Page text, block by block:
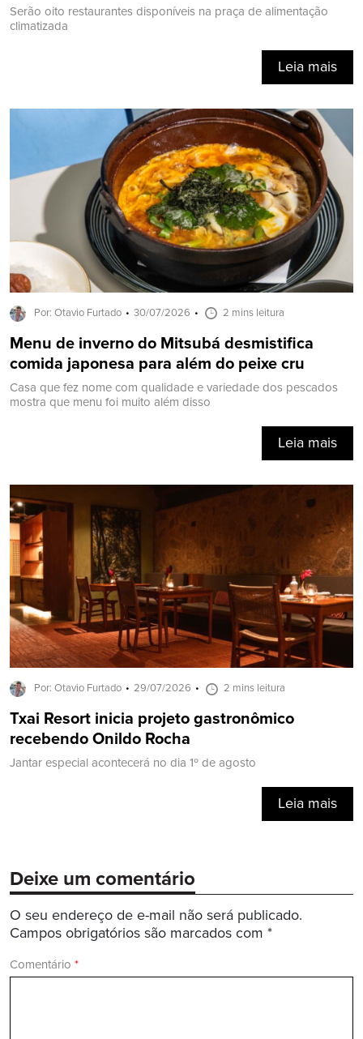
Serão oito restaurantes disponíveis na praça de alimentação
climatizada
Leia mais
Por: Otavio Furtado 30/07/2026 2 mins leitura
Menu de inverno do Mitsubá desmistifica
comida japonesa para além do peixe cru
Casa que fez nome com qualidade e variedade dos pescados
mostra que menu foi muito além disso
Leia mais
Por: Otavio Furtado 29/07/2026 2 mins leitura
Txai Resort inicia projeto gastronômico
recebendo Onildo Rocha
Jantar especial acontecerá no dia 1º de agosto
Leia mais
Deixe um comentário
O seu endereço de e-mail não será publicado.
Campos obrigatórios são marcados com *
Comentário *